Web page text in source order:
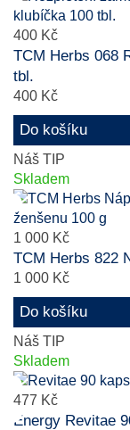
400 Kč
TCM Herbs 068
tbl.
400 Kč
Do košíku
Náš TIP
Skladem
1 000 Kč
TCM Herbs 822
1 000 Kč
Do košíku
Náš TIP
Skladem
477 Kč
Energy Revitae